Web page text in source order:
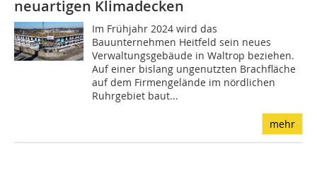
neuartigen Klimadecken
Im Frühjahr 2024 wird das
Bauunternehmen Heitfeld sein neues
Verwaltungsgebäude in Waltrop beziehen.
Auf einer bislang ungenutzten Brachfläche
auf dem Firmengelände im nördlichen
Ruhrgebiet baut...
mehr